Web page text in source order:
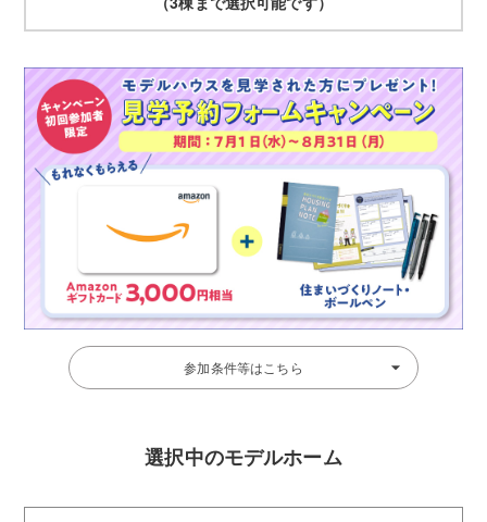
住まいづくりお役立ち情報
他の展示場 ABCハウジングトップ
アカウント登録
参加条件等はこちら
選択中のモデルホーム